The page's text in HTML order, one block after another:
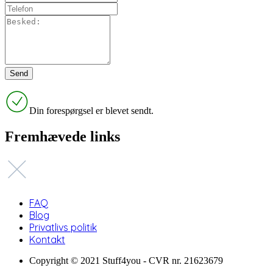
Din forespørgsel er blevet sendt.
Fremhævede links
FAQ
Blog
Privatlivs politik
Kontakt
Copyright © 2021 Stuff4you - CVR nr. 21623679